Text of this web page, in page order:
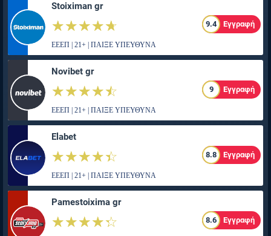
Stoiximan gr
☆☆☆☆☆
★★★★★ 9.4 Εγγραφή
ΕΕΕΠ | 21+ | ΠΑΙΞΕ ΥΠΕΥΘΥΝΑ
Novibet gr
☆☆☆☆☆
★★★★★ 9 Εγγραφή
ΕΕΕΠ | 21+ | ΠΑΙΞΕ ΥΠΕΥΘΥΝΑ
Elabet
☆☆☆☆☆
★★★★★ 8.8 Εγγραφή
ΕΕΕΠ | 21+ | ΠΑΙΞΕ ΥΠΕΥΘΥΝΑ
Pamestoixima gr
☆☆☆☆☆
★★★★★ 8.6 Εγγραφή